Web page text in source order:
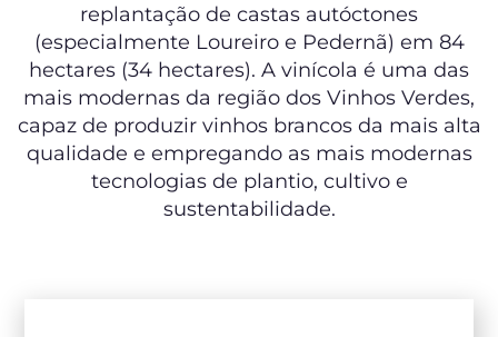
replantação de castas autóctones
(especialmente Loureiro e Pedernã) em 84
hectares (34 hectares). A vinícola é uma das
mais modernas da região dos Vinhos Verdes,
capaz de produzir vinhos brancos da mais alta
qualidade e empregando as mais modernas
tecnologias de plantio, cultivo e
sustentabilidade.